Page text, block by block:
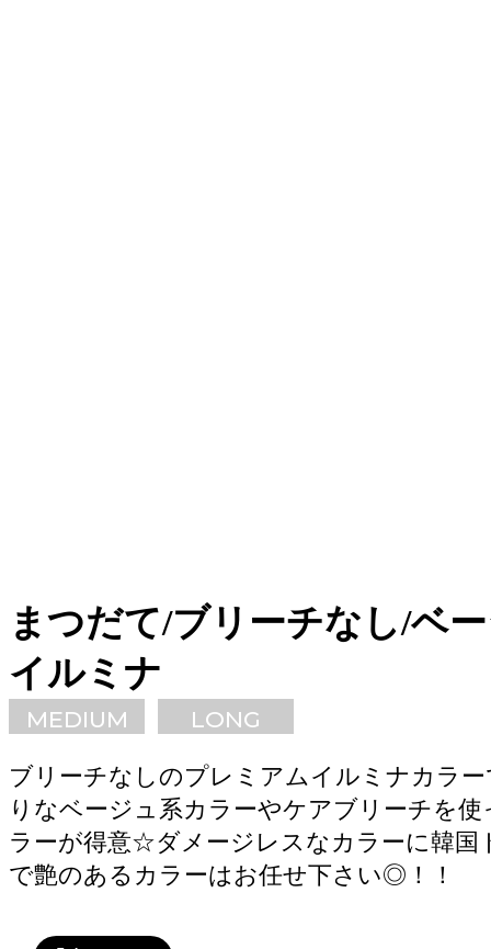
まつだて/ブリーチなし/ベ
イルミナ
MEDIUM LONG
ブリーチなしのプレミアムイルミナカラ
りなベージュ系カラーやケアブリーチを
ラーが得意☆ダメージレスなカラーに韓国
で艶のあるカラーはお任せ下さい◎！！